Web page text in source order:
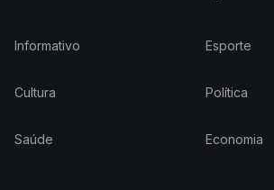
Informativo Esporte
Cultura Política
Saúde Economia